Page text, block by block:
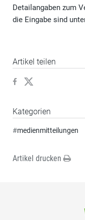
Detailangaben zum
die Eingabe sind
Artikel teilen
Kategorien
#medienmitteilungen
Artikel drucken